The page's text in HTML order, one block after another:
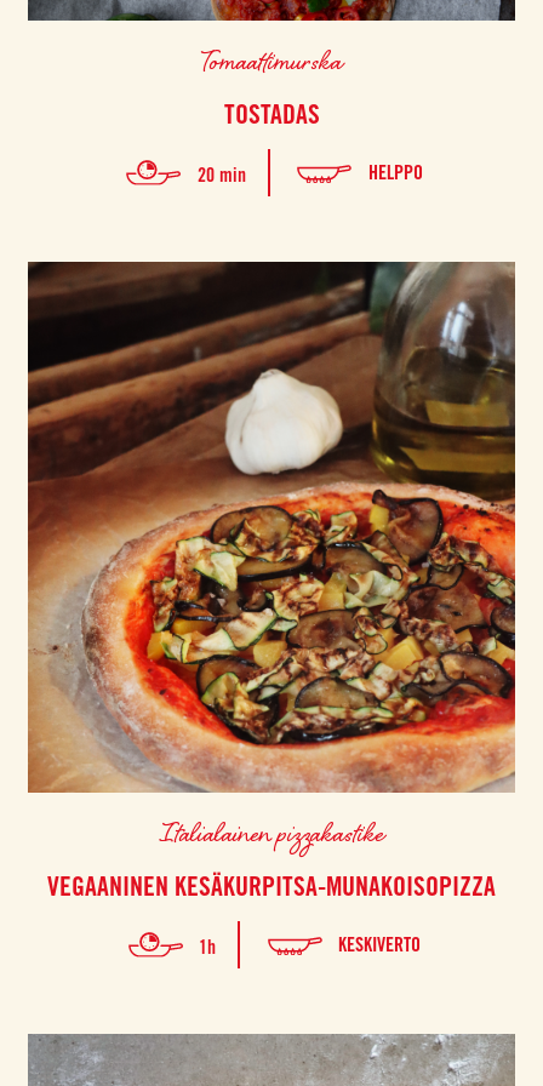
Tomaattimurska
TOSTADAS
20 min HELPPO
Italialainen pizzakastike
VEGAANINEN KESÄKURPITSA-MUNAKOISOPIZZA
1h KESKIVERTO